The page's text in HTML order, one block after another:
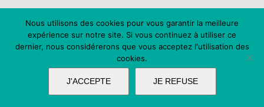
Nous utilisons des cookies pour vous garantir la meilleure
expérience sur notre site. Si vous continuez à utiliser ce
dernier, nous considérerons que vous acceptez l'utilisation des
cookies.
J'ACCEPTE JE REFUSE